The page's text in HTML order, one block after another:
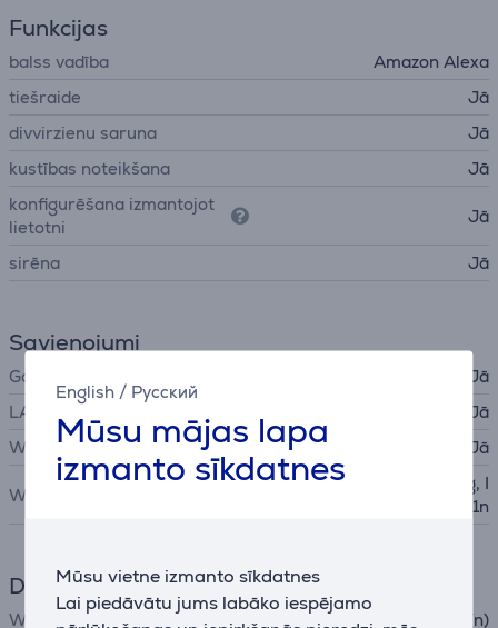
English / Русский
Mūsu mājas lapa
izmanto sīkdatnes
Mūsu vietne izmanto sīkdatnes
Lai piedāvātu jums labāko iespējamo
Funkcijas
balss vadība
Amazon Alexa
tiešraide
Jā
divvirzienu saruna
Jā
kustības noteikšana
Jā
konfigurēšana izmantojot
lietotni
Jā
sirēna Jā
Savienojumi
Google Home
Jā
LAN (tīkla interfeis, RJ45)
Jā
WiFi
Jā
Wi-Fi standarts
IEEE 802.11b, IEEE 802.11g, I
EEE 802.11n
Datu apmaiņa
WiFi Wi-Fi 4 (n)